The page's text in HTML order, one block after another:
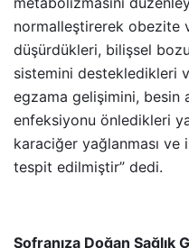
normalleştirerek obezite
düşürdükleri, bilişsel
sistemini destekledikleri
egzama gelişimini, besin
enfeksiyonu önledikleri
karaciğer yağlanması ve
tespit edilmiştir” dedi.
Sofranıza Doğan Sağlık